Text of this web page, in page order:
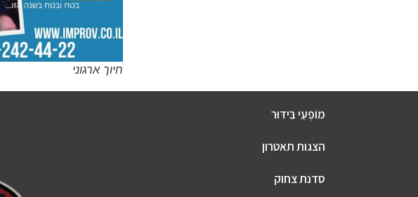
חיוך ארגוני
מוֹפְעֵי בִּידּוּר
הצגות תאטרון
סדנת צחוק